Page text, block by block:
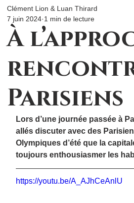
À
Parisiens
Clément Lion & Luan Thirard
7 juin 2024 1 min de lecture
Lors d’une journée passée à
allés discuter avec des
Olympiques d’été que la
toujours enthousiasmer les
https://youtu.be/A_AJhCeAnlU